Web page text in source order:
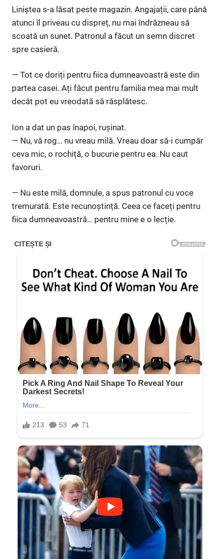
Liniștea s-a lăsat peste magazin. Angajații, care până
atunci îl priveau cu dispreț, nu mai îndrăzneau să
scoată un sunet. Patronul a făcut un semn discret
spre casieră.
— Tot ce doriți pentru fiica dumneavoastră este din
partea casei. Ați făcut pentru familia mea mai mult
decât pot eu vreodată să răsplătesc.
Ion a dat un pas înapoi, rușinat.
— Nu, vă rog… nu vreau milă. Vreau doar să-i cumpăr
ceva mic, o rochiță, o bucurie pentru ea. Nu caut
favoruri.
— Nu este milă, domnule, a spus patronul cu voce
tremurată. Este recunoștință. Ceea ce faceți pentru
fiica dumneavoastră… pentru mine e o lecție.